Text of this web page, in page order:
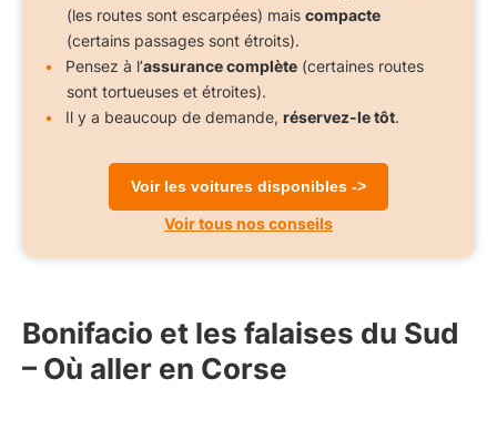
(les routes sont escarpées) mais compacte
(certains passages sont étroits).
Pensez à l’assurance complète (certaines routes
sont tortueuses et étroites).
Il y a beaucoup de demande, réservez-le tôt.
Voir les voitures disponibles ->
Voir tous nos conseils
Bonifacio et les falaises du Sud
– Où aller en Corse